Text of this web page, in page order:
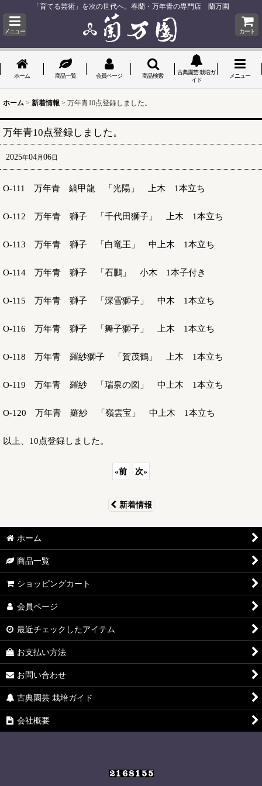
「育てる芸術」を次の世代へ。春蘭・万年青の専門店 蘭万園
メニュー カート
ホーム 商品一覧 会員ページ 商品検索
古典園芸 栽培ガ
イド
メニュー
ホーム > 新着情報 > 万年青10点登録しました。
万年青10点登録しました。
2025年04月06日
O-111 万年青 縞甲龍 「光陽」 上木 1本立ち
O-112 万年青 獅子 「千代田獅子」 上木 1本立ち
O-113 万年青 獅子 「白竜王」 中上木 1本立ち
O-114 万年青 獅子 「石鵬」 小木 1本子付き
O-115 万年青 獅子 「深雪獅子」 中木 1本立ち
O-116 万年青 獅子 「舞子獅子」 上木 1本立ち
O-118 万年青 羅紗獅子 「賀茂鶴」 上木 1本立ち
O-119 万年青 羅紗 「瑞泉の図」 中上木 1本立ち
O-120 万年青 羅紗 「嶺雲宝」 中上木 1本立ち
以上、10点登録しました。
«前 次»
新着情報
ホーム
商品一覧
ショッピングカート
会員ページ
最近チェックしたアイテム
お支払い方法
お問い合わせ
古典園芸 栽培ガイド
会社概要